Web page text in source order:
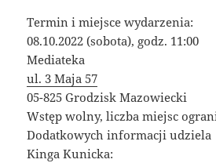
Termin i miejsce wydarzenia:
08.10.2022 (sobota), godz. 11:00
Mediateka
ul. 3 Maja 57
05-825 Grodzisk Mazowiecki
Wstęp wolny, liczba miejsc
Dodatkowych informacji udziela
Kinga Kunicka: